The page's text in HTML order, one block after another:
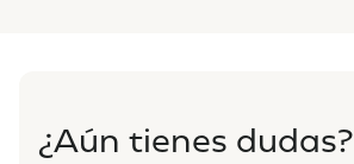
¿Aún tienes dudas?